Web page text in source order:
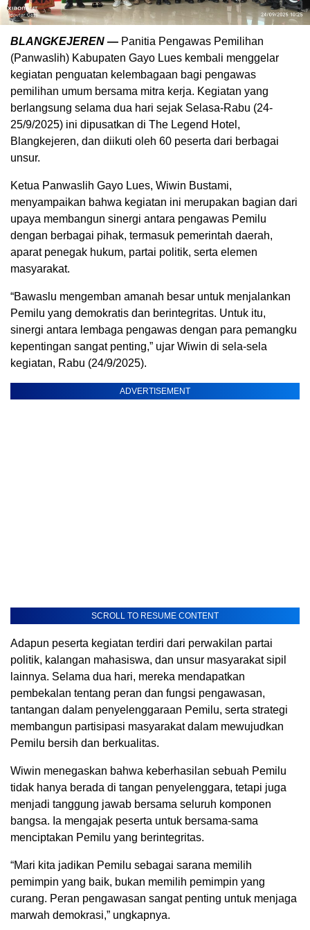
BLANGKEJEREN — Panitia Pengawas Pemilihan
(Panwaslih) Kabupaten Gayo Lues kembali menggelar
kegiatan penguatan kelembagaan bagi pengawas
pemilihan umum bersama mitra kerja. Kegiatan yang
berlangsung selama dua hari sejak Selasa-Rabu (24-
25/9/2025) ini dipusatkan di The Legend Hotel,
Blangkejeren, dan diikuti oleh 60 peserta dari berbagai
unsur.
Ketua Panwaslih Gayo Lues, Wiwin Bustami,
menyampaikan bahwa kegiatan ini merupakan bagian dari
upaya membangun sinergi antara pengawas Pemilu
dengan berbagai pihak, termasuk pemerintah daerah,
aparat penegak hukum, partai politik, serta elemen
masyarakat.
“Bawaslu mengemban amanah besar untuk menjalankan
Pemilu yang demokratis dan berintegritas. Untuk itu,
sinergi antara lembaga pengawas dengan para pemangku
kepentingan sangat penting,” ujar Wiwin di sela-sela
kegiatan, Rabu (24/9/2025).
ADVERTISEMENT
SCROLL TO RESUME CONTENT
Adapun peserta kegiatan terdiri dari perwakilan partai
politik, kalangan mahasiswa, dan unsur masyarakat sipil
lainnya. Selama dua hari, mereka mendapatkan
pembekalan tentang peran dan fungsi pengawasan,
tantangan dalam penyelenggaraan Pemilu, serta strategi
membangun partisipasi masyarakat dalam mewujudkan
Pemilu bersih dan berkualitas.
Wiwin menegaskan bahwa keberhasilan sebuah Pemilu
tidak hanya berada di tangan penyelenggara, tetapi juga
menjadi tanggung jawab bersama seluruh komponen
bangsa. Ia mengajak peserta untuk bersama-sama
menciptakan Pemilu yang berintegritas.
“Mari kita jadikan Pemilu sebagai sarana memilih
pemimpin yang baik, bukan memilih pemimpin yang
curang. Peran pengawasan sangat penting untuk menjaga
marwah demokrasi,” ungkapnya.